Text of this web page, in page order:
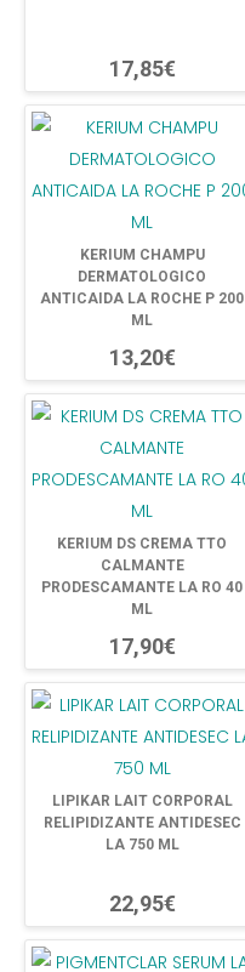
17,85€
KERIUM CHAMPU
DERMATOLOGICO
ANTICAIDA LA ROCHE P 200
ML
13,20€
KERIUM DS CREMA TTO
CALMANTE
PRODESCAMANTE LA RO 40
ML
17,90€
LIPIKAR LAIT CORPORAL
RELIPIDIZANTE ANTIDESEC
LA 750 ML
22,95€